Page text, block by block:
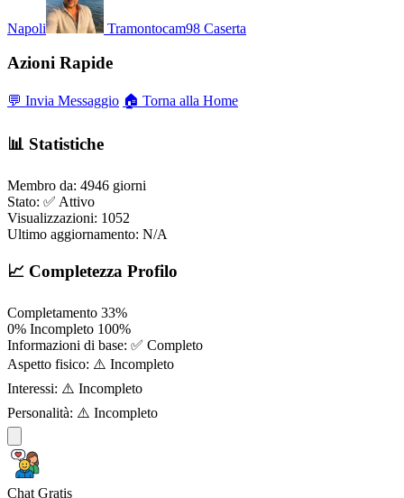
Napoli Tramontocam98 Caserta
Azioni Rapide
💬 Invia Messaggio 🏠 Torna alla Home
📊 Statistiche
Membro da: 4946 giorni
Stato: ✅ Attivo
Visualizzazioni: 1052
Ultimo aggiornamento: N/A
📈 Completezza Profilo
Completamento 33%
0% Incompleto 100%
Informazioni di base: ✅ Completo
Aspetto fisico: ⚠️ Incompleto
Interessi: ⚠️ Incompleto
Personalità: ⚠️ Incompleto
Chat Gratis